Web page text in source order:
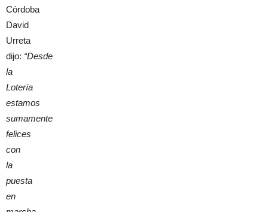
Córdoba
David
Urreta
dijo: “Desde
la
Lotería
estamos
sumamente
felices
con
la
puesta
en